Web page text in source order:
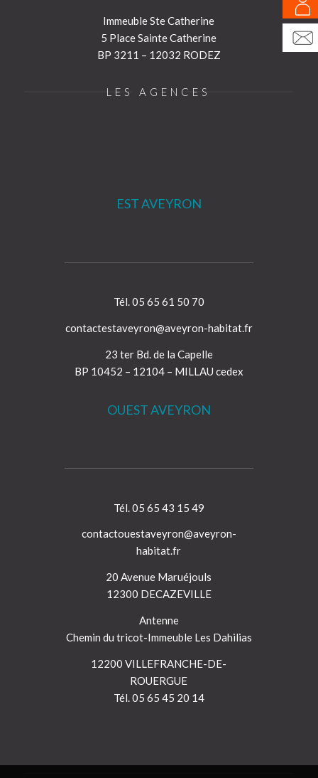
Immeuble Ste Catherine
5 Place Sainte Catherine
BP 3211 – 12032 RODEZ
LES AGENCES
EST AVEYRON
Tél. 05 65 61 50 70
contactestaveyron@aveyron-habitat.fr
23 ter Bd. de la Capelle
BP 10452 – 12104 – MILLAU cedex
OUEST AVEYRON
Tél. 05 65 43 15 49
contactouestaveyron@aveyron-
habitat.fr
20 Avenue Maruéjouls
12300 DECAZEVILLE
Antenne
Chemin du tricot-Immeuble Les Dahilias
12200 VILLEFRANCHE-DE-
ROUERGUE
Tél. 05 65 45 20 14